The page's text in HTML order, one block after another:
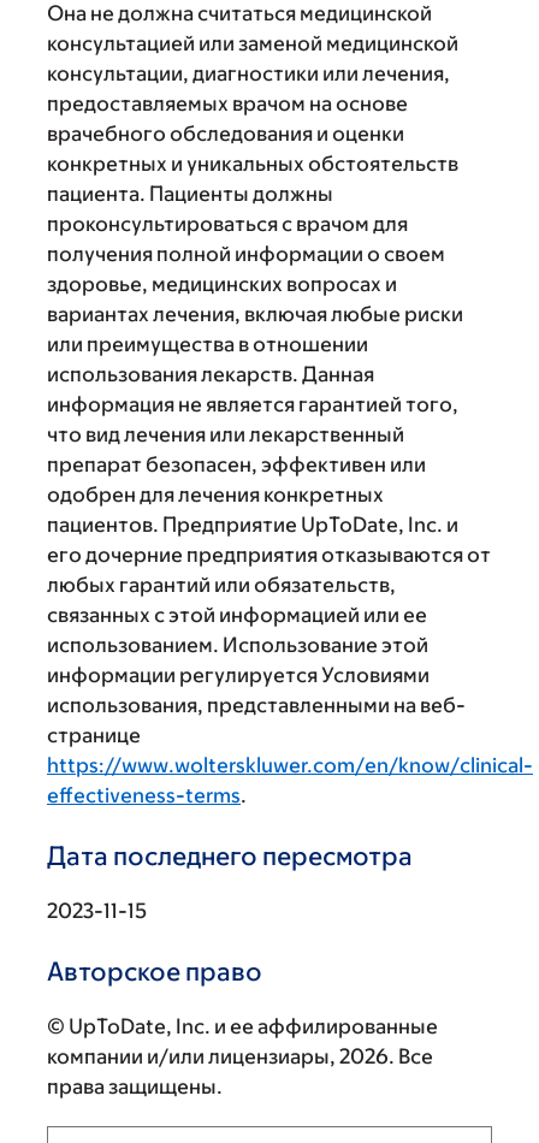
Она не должна считаться медицинской
консультацией или заменой медицинской
консультации, диагностики или лечения,
предоставляемых врачом на основе
врачебного обследования и оценки
конкретных и уникальных обстоятельств
пациента. Пациенты должны
проконсультироваться с врачом для
получения полной информации о своем
здоровье, медицинских вопросах и
вариантах лечения, включая любые риски
или преимущества в отношении
использования лекарств. Данная
информация не является гарантией того,
что вид лечения или лекарственный
препарат безопасен, эффективен или
одобрен для лечения конкретных
пациентов. Предприятие UpToDate, Inc. и
его дочерние предприятия отказываются от
любых гарантий или обязательств,
связанных с этой информацией или ее
использованием. Использование этой
информации регулируется Условиями
использования, представленными на веб-
странице
https://www.wolterskluwer.com/en/know/clinical-
effectiveness-terms.
Дата последнего пересмотра
2023-11-15
Авторское право
© UpToDate, Inc. и ее аффилированные
компании и/или лицензиары, 2026. Все
права защищены.